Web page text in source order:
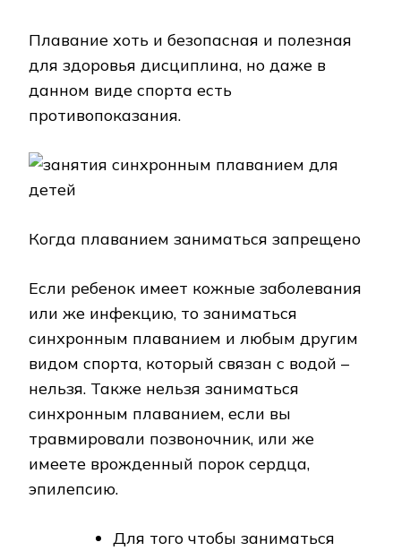
Плавание хоть и безопасная и полезная
для здоровья дисциплина, но даже в
данном виде спорта есть
противопоказания.
Когда плаванием заниматься запрещено
Если ребенок имеет кожные заболевания
или же инфекцию, то заниматься
синхронным плаванием и любым другим
видом спорта, который связан с водой –
нельзя. Также нельзя заниматься
синхронным плаванием, если вы
травмировали позвоночник, или же
имеете врожденный порок сердца,
эпилепсию.
Для того чтобы заниматься